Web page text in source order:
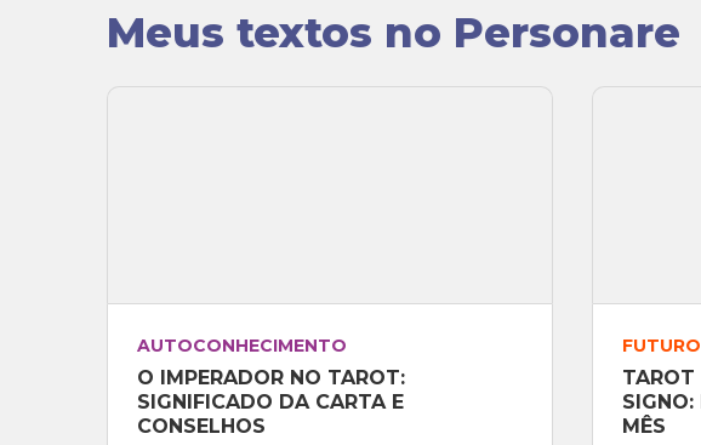
desde 2006, considerado um dos
Meus textos no Personare
AUTOCONHECIMENTO
O IMPERADOR NO TAROT:
SIGNIFICADO DA CARTA E
CONSELHOS
FUTURO
TAROT
SIGNO:
MÊS